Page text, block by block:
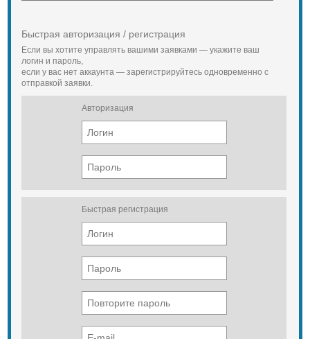
8) тахометр, эл. табло
9) горный тормоз/быстрый прогрев
10) предпусковой подогреватель
11) свечи накаливания
12) круиз-контроль
13) Тахограф
14) ABS
15) ящик для инструментов,
домкрат, набор инструментов
Быстрая авторизация / регистрация
Если вы хотите управлять вашими заявками — укажите ваш
логин и пароль,
если у вас нет аккаунта — зарегистрируйтесь одновременно с
отправкой заявки.
Авторизация
Быстрая регистрация